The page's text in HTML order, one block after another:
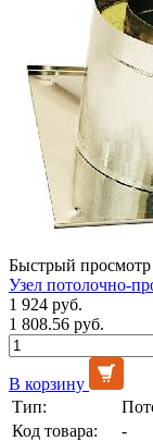
Быстрый просмотр
Узел потолочно-
1 924 руб.
1 808.56 руб.
В корзину
Тип:
Код товара:
-